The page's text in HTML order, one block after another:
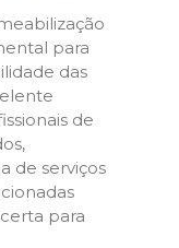
para
das
de
de serviços
para